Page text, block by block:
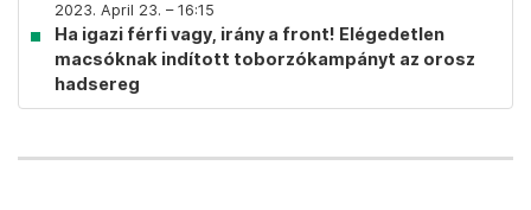
2023. April 23. – 16:15
Ha igazi férfi vagy, irány a front! Elégedetlen
macsóknak indított toborzókampányt az orosz
hadsereg